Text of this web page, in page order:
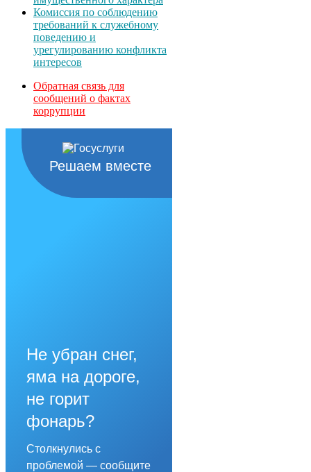
Комиссия по соблюдению
требований к служебному
поведению и
урегулированию конфликта
интересов
Обратная связь для
сообщений о фактах
коррупции
Решаем вместе
Не убран снег,
яма на дороге,
не горит
фонарь?
Столкнулись с
проблемой — сообщите